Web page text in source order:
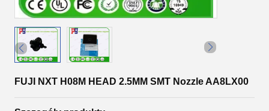
FUJI NXT H08M HEAD 2.5MM SMT Nozzle AA8LX00